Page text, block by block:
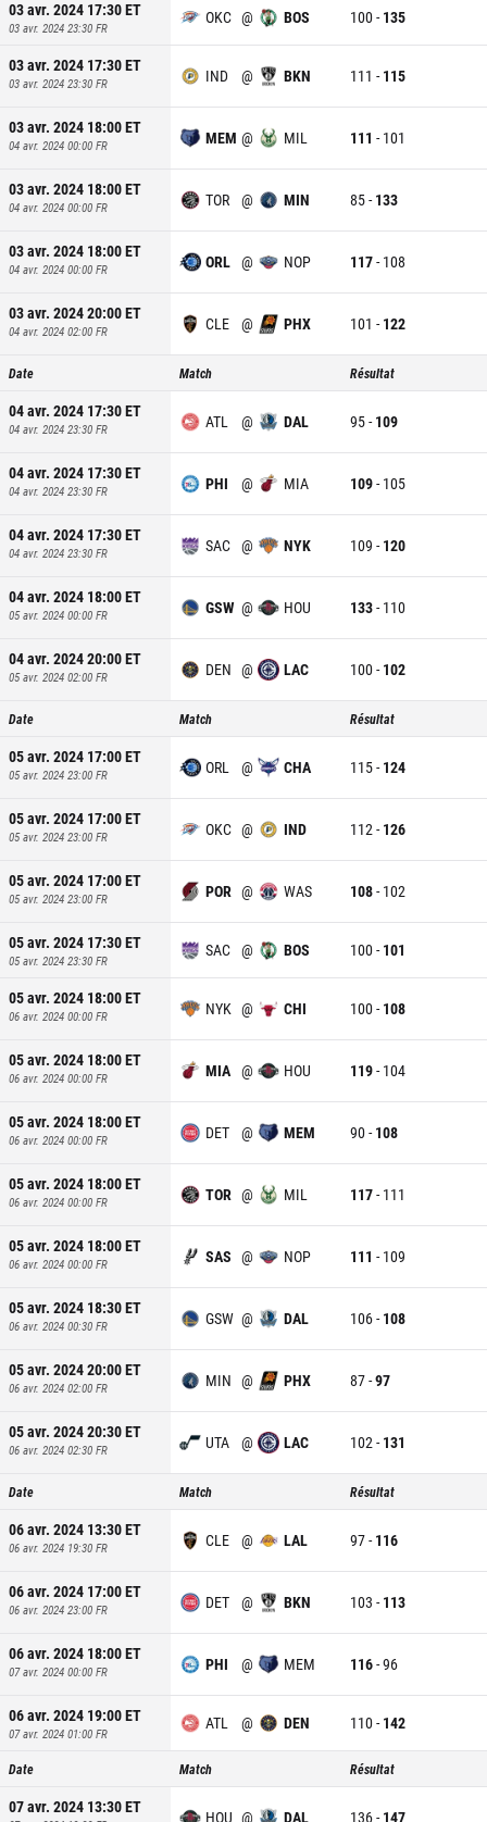
03 avr. 2024 17:30ET
03 avr. 2024 23:30 FR
OKC @ BOS 100- 135
03 avr. 2024 17:30ET
03 avr. 2024 23:30 FR IND @ BKN 111 - 115
03 avr. 2024 18:00ET
04 avr. 2024 00:00 FR MEM @ MIL 111 - 101
03 avr. 2024 18:00ET
04 avr. 2024 00:00 FR TOR @ MIN 85- 133
03 avr. 2024 18:00ET
04 avr. 2024 00:00 FR ORL @ NOP 117- 108
03 avr. 2024 20:00ET
04 avr. 2024 02:00 FR CLE @ PHX 101 - 122
Date Match Résultat
04 avr. 2024 17:30ET
04 avr. 2024 23:30 FR ATL @ DAL 95- 109
04 avr. 2024 17:30ET
04 avr. 2024 23:30 FR PHI @ MIA 109- 105
04 avr. 2024 17:30ET
04 avr. 2024 23:30 FR SAC @ NYK 109 - 120
04 avr. 2024 18:00ET
05 avr. 2024 00:00 FR GSW @ HOU 133- 110
04 avr. 2024 20:00ET
05 avr. 2024 02:00 FR DEN @ LAC 100- 102
Date Match Résultat
05 avr. 2024 17:00ET
05 avr. 2024 23:00 FR ORL @ CHA 115- 124
05 avr. 2024 17:00ET
05 avr. 2024 23:00 FR OKC @ IND 112- 126
05 avr. 2024 17:00ET
05 avr. 2024 23:00 FR POR @ WAS 108- 102
05 avr. 2024 17:30ET
05 avr. 2024 23:30 FR
SAC @ BOS 100- 101
05 avr. 2024 18:00ET
06 avr. 2024 00:00 FR NYK @ CHI 100- 108
05 avr. 2024 18:00ET
06 avr. 2024 00:00 FR MIA @ HOU 119- 104
05 avr. 2024 18:00ET
06 avr. 2024 00:00 FR DET @ MEM 90- 108
05 avr. 2024 18:00ET
06 avr. 2024 00:00 FR TOR @ MIL 117- 111
05 avr. 2024 18:00ET
06 avr. 2024 00:00 FR SAS @ NOP 111 - 109
05 avr. 2024 18:30ET
06 avr. 2024 00:30 FR GSW @ DAL 106- 108
05 avr. 2024 20:00ET
06 avr. 2024 02:00 FR MIN @ PHX 87-97
05 avr. 2024 20:30ET
06 avr. 2024 02:30 FR UTA @ LAC 102- 131
Date Match Résultat
06 avr. 2024 13:30ET
06 avr. 2024 19:30 FR CLE @ LAL 97- 116
06 avr. 2024 17:00ET
06 avr. 2024 23:00 FR DET @ BKN 103 - 113
06 avr. 2024 18:00ET
07 avr. 2024 00:00 FR PHI @ MEM 116-96
06 avr. 2024 19:00ET
07 avr. 2024 01:00 FR
ATL @ DEN 110- 142
Date Match Résultat
07 avr. 2024 13:30ET
HOU @ DAL 136- 147